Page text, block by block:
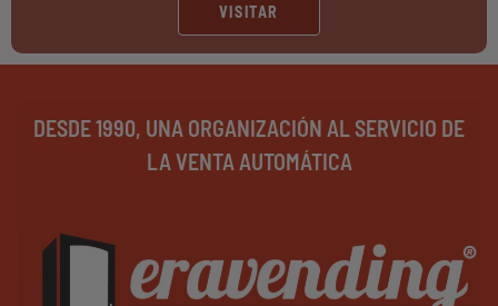
VISITAR
DESDE 1990, UNA ORGANIZACIÓN AL SERVICIO DE
LA VENTA AUTOMÁTICA